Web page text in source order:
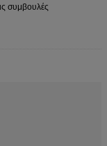
συμβουλές